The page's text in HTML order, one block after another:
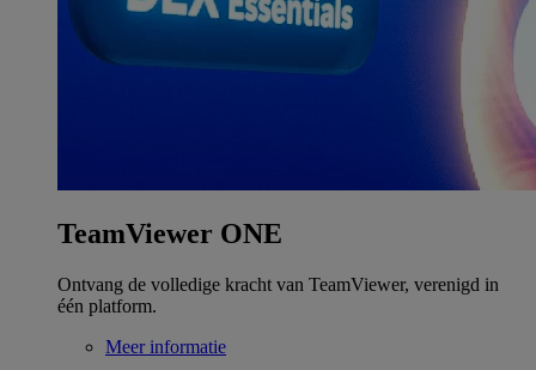
TeamViewer ONE
Ontvang de volledige kracht van TeamViewer, verenigd in
één platform.
Meer informatie